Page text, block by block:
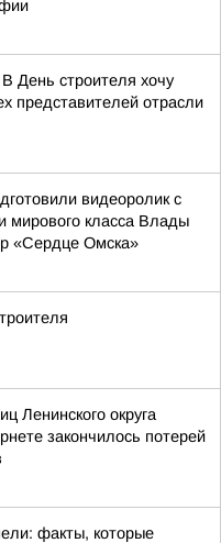
День строителя хочу
представителей отрасли
видеоролик с
мирового класса Влады
«Сердце Омска»
Ленинского округа
закончилось потерей
факты, которые